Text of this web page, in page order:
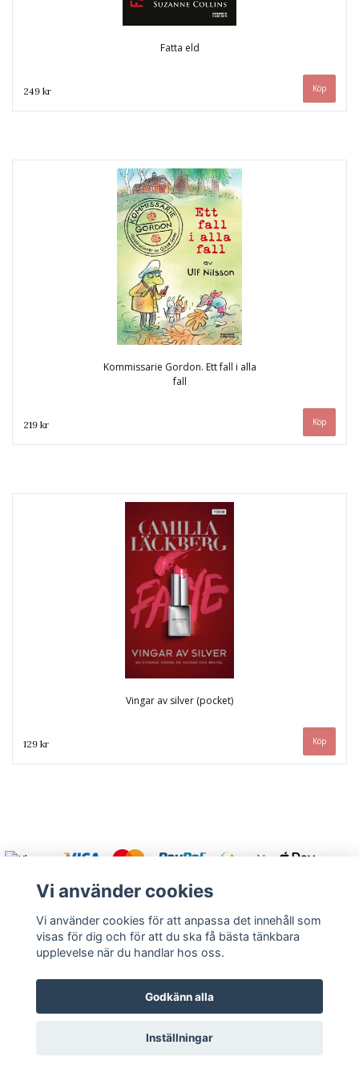
Fatta eld
249 kr
Kommissarie Gordon. Ett fall i alla
fall
219 kr
Vingar av silver (pocket)
129 kr
Varmt välkommen att kontakta oss.
© Copyright 2026 Rutströms bokhandel
Vi använder cookies
Vi använder cookies för att anpassa det innehåll som
visas för dig och för att du ska få bästa tänkbara
upplevelse när du handlar hos oss.
Godkänn alla
Inställningar